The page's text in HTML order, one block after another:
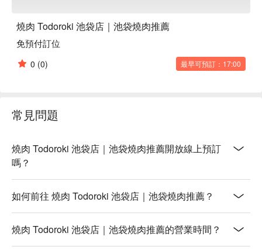
燒肉 Todoroki 池袋店｜池袋燒肉推薦
免預付訂位
0 (0) 最早可預訂：17:00
常見問題
燒肉 Todoroki 池袋店｜池袋燒肉推薦開放線上預訂
嗎？
如何前往 燒肉 Todoroki 池袋店｜池袋燒肉推薦？
燒肉 Todoroki 池袋店｜池袋燒肉推薦的營業時間？